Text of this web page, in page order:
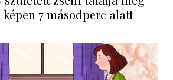
7 másodperc alatt